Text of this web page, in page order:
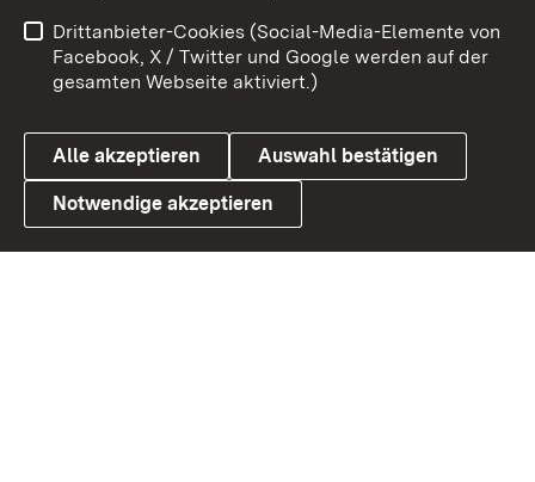
Link zum Landesportal
Barrierefreiheit
Datenschutz
Cookies
Drittanbieter-Cookies (Social-Media-Elemente von
Facebook, X / Twitter und Google werden auf der
gesamten Webseite aktiviert.)
Alle akzeptieren Auswahl bestätigen
Notwendige akzeptieren